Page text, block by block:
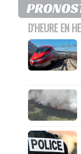
D'HEURE EN